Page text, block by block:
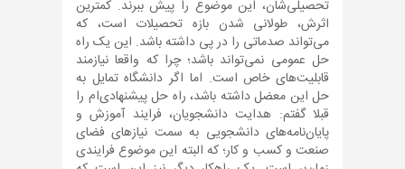
تحصیلی‌شان، این موضوع را پیش ببرند. کمترین
اثرش، طولانی شدن بازه تحصیلات است، که
می‌تواند صدماتی را در پی داشته باشد. این یک راه
حل عمومی نمی‌تواند باشد؛ چرا که واقعا نیازمند
قابلیت‌های خاص است. اما اگر دانشگاه تمایل به
حل این معضل داشته باشد، راه حل پیشنهادی‌ام را
قبلا گفتم: هدایت دانشجویان، فرایند آموزش و
پایان‌نامه‌های دانشجویی به سمت نیازهای فضای
صنعت و کسب و کار؛ که البته این موضوع فرایندی